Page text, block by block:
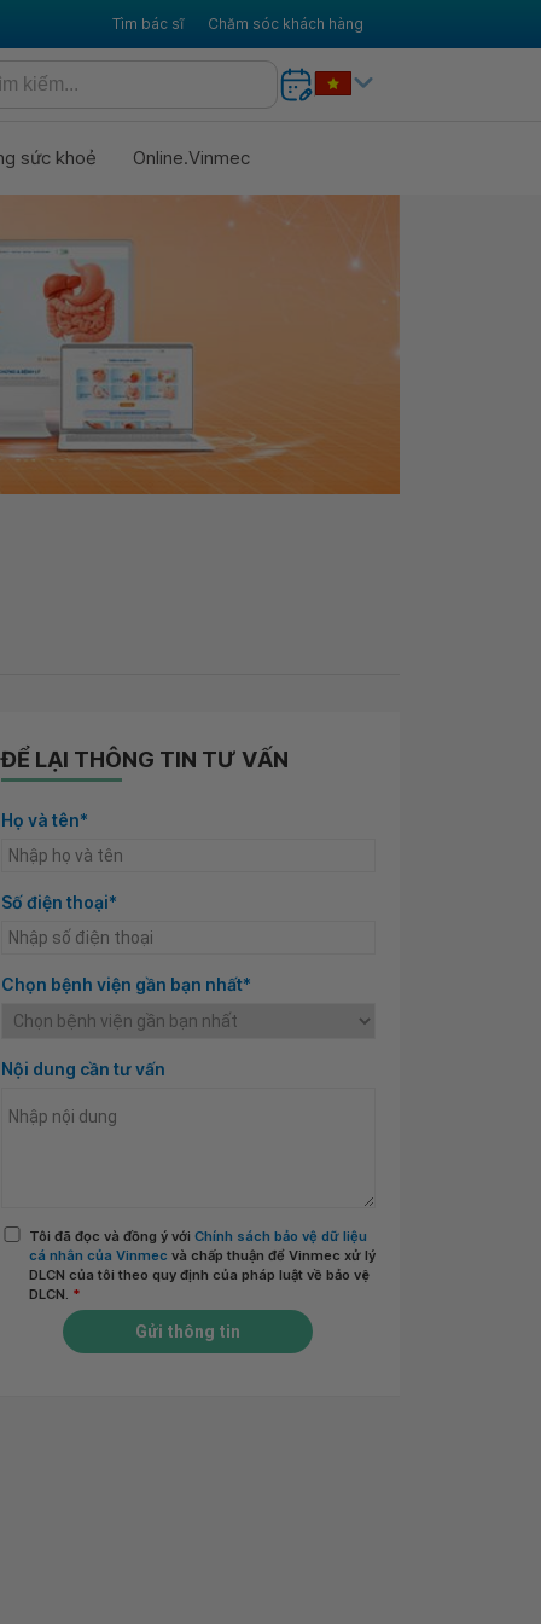
Tìm bác sĩ Chăm sóc khách hàng
sức khoẻ Online.Vinmec
ĐỂ LẠI THÔNG TIN TƯ VẤN
Họ và tên*
Số điện thoại*
Chọn bệnh viện gần bạn nhất*
Nội dung cần tư vấn
Tôi đã đọc và đồng ý với Chính sách bảo vệ dữ liệu
cá nhân của Vinmec và chấp thuận để Vinmec xử lý
DLCN của tôi theo quy định của pháp luật về bảo vệ
DLCN. *
Gửi thông tin